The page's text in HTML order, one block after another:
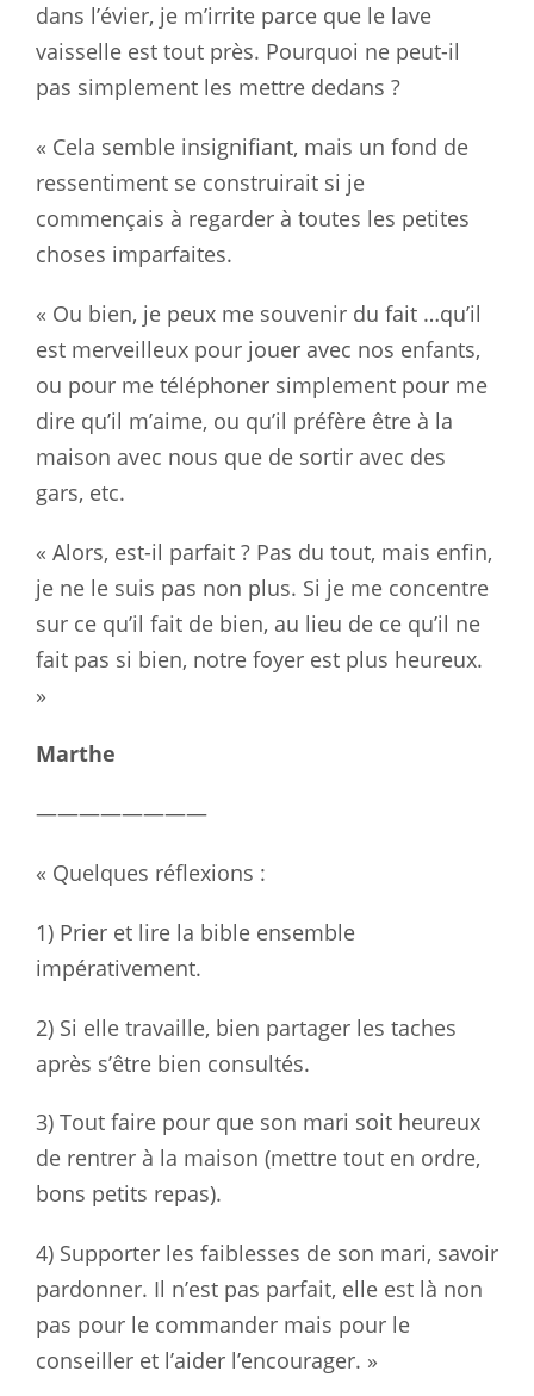
dans l’évier, je m’irrite parce que le lave
vaisselle est tout près. Pourquoi ne peut-il
pas simplement les mettre dedans ?
« Cela semble insignifiant, mais un fond de
ressentiment se construirait si je
commençais à regarder à toutes les petites
choses imparfaites.
« Ou bien, je peux me souvenir du fait …qu’il
est merveilleux pour jouer avec nos enfants,
ou pour me téléphoner simplement pour me
dire qu’il m’aime, ou qu’il préfère être à la
maison avec nous que de sortir avec des
gars, etc.
« Alors, est-il parfait ? Pas du tout, mais enfin,
je ne le suis pas non plus. Si je me concentre
sur ce qu’il fait de bien, au lieu de ce qu’il ne
fait pas si bien, notre foyer est plus heureux.
»
Marthe
————————
« Quelques réflexions :
1) Prier et lire la bible ensemble
impérativement.
2) Si elle travaille, bien partager les taches
après s’être bien consultés.
3) Tout faire pour que son mari soit heureux
de rentrer à la maison (mettre tout en ordre,
bons petits repas).
4) Supporter les faiblesses de son mari, savoir
pardonner. Il n’est pas parfait, elle est là non
pas pour le commander mais pour le
conseiller et l’aider l’encourager. »